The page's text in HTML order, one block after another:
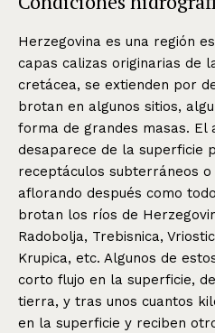
Herzegovina es una región
capas calizas originarias de
cretácea, se extienden por
brotan en algunos sitios,
forma de grandes masas. El
desaparece de la superficie
receptáculos subterráneos
aflorando después como
brotan los ríos de
Radobolja, Trebisnica,
Krupica, etc. Algunos de
corto flujo en la superficie,
tierra, y tras unos cuantos
en la superficie y reciben